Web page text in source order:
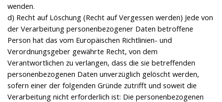
wenden.
d) Recht auf Löschung (Recht auf Vergessen werden) Jede von
der Verarbeitung personenbezogener Daten betroffene
Person hat das vom Europäischen Richtlinien- und
Verordnungsgeber gewährte Recht, von dem
Verantwortlichen zu verlangen, dass die sie betreffenden
personenbezogenen Daten unverzüglich gelöscht werden,
sofern einer der folgenden Gründe zutrifft und soweit die
Verarbeitung nicht erforderlich ist: Die personenbezogenen